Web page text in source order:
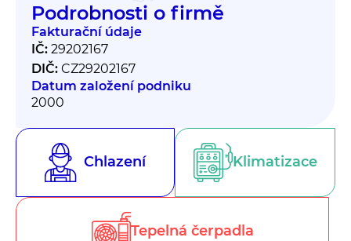
Chlazení Klimatizace
Tepelná čerpadla
Podrobnosti o firmě
Fakturační údaje
IČ: 29202167
DIČ: CZ29202167
Datum založení podniku
2000